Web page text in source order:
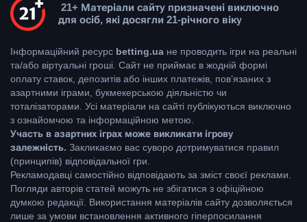
21+ Матеріали сайту призначені виключно
для осіб, які досягли 21-річного віку
Інформаційний ресурс betting.ua не проводить ігри на реальні
та/або віртуальні гроші. Сайт не приймає в жодній формі
оплату ставок, депозитів або інших платежів, пов’язаних з
азартними іграми, букмекерською діяльністю чи
тоталізаторами. Усі матеріали на сайті публікуються виключно
з ознайомчою та інформаційною метою.
Участь в азартних іграх може викликати ігрову
залежність. Закликаємо вас суворо дотримуватися правил
(принципів) відповідальної гри.
Рекламодавці самостійно відповідають за зміст своєї реклами.
Погляди авторів статей можуть не збігатися з офіційною
думкою редакції. Використання матеріалів сайту дозволяється
лише за умови встановлення активного гіперпосилання